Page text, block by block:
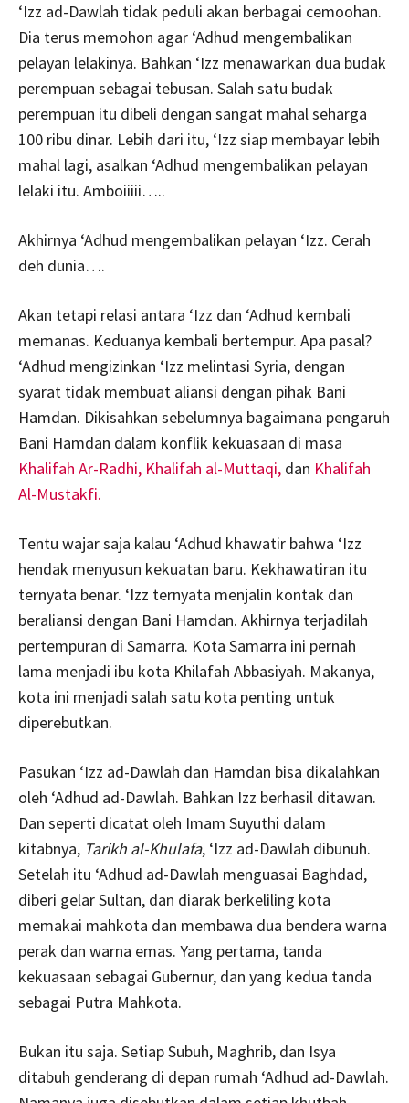
‘Izz ad-Dawlah tidak peduli akan berbagai cemoohan.
Dia terus memohon agar ‘Adhud mengembalikan
pelayan lelakinya. Bahkan ‘Izz menawarkan dua budak
perempuan sebagai tebusan. Salah satu budak
perempuan itu dibeli dengan sangat mahal seharga
100 ribu dinar. Lebih dari itu, ‘Izz siap membayar lebih
mahal lagi, asalkan ‘Adhud mengembalikan pelayan
lelaki itu. Amboiiiii…..
Akhirnya ‘Adhud mengembalikan pelayan ‘Izz. Cerah
deh dunia….
Akan tetapi relasi antara ‘Izz dan ‘Adhud kembali
memanas. Keduanya kembali bertempur. Apa pasal?
‘Adhud mengizinkan ‘Izz melintasi Syria, dengan
syarat tidak membuat aliansi dengan pihak Bani
Hamdan. Dikisahkan sebelumnya bagaimana pengaruh
Bani Hamdan dalam konflik kekuasaan di masa
Khalifah Ar-Radhi, Khalifah al-Muttaqi, dan Khalifah
Al-Mustakfi.
Tentu wajar saja kalau ‘Adhud khawatir bahwa ‘Izz
hendak menyusun kekuatan baru. Kekhawatiran itu
ternyata benar. ‘Izz ternyata menjalin kontak dan
beraliansi dengan Bani Hamdan. Akhirnya terjadilah
pertempuran di Samarra. Kota Samarra ini pernah
lama menjadi ibu kota Khilafah Abbasiyah. Makanya,
kota ini menjadi salah satu kota penting untuk
diperebutkan.
Pasukan ‘Izz ad-Dawlah dan Hamdan bisa dikalahkan
oleh ‘Adhud ad-Dawlah. Bahkan Izz berhasil ditawan.
Dan seperti dicatat oleh Imam Suyuthi dalam
kitabnya, Tarikh al-Khulafa, ‘Izz ad-Dawlah dibunuh.
Setelah itu ‘Adhud ad-Dawlah menguasai Baghdad,
diberi gelar Sultan, dan diarak berkeliling kota
memakai mahkota dan membawa dua bendera warna
perak dan warna emas. Yang pertama, tanda
kekuasaan sebagai Gubernur, dan yang kedua tanda
sebagai Putra Mahkota.
Bukan itu saja. Setiap Subuh, Maghrib, dan Isya
ditabuh genderang di depan rumah ‘Adhud ad-Dawlah.